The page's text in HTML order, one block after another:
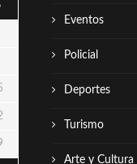
Eventos
Policial
Deportes
Turismo
Arte y Cultura